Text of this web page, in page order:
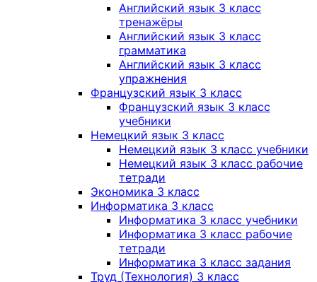
Английский язык 3 класс
тренажёры
Английский язык 3 класс
грамматика
Английский язык 3 класс
упражнения
Французский язык 3 класс
Французский язык 3 класс
учебники
Немецкий язык 3 класс
Немецкий язык 3 класс учебники
Немецкий язык 3 класс рабочие
тетради
Экономика 3 класс
Информатика 3 класс
Информатика 3 класс учебники
Информатика 3 класс рабочие
тетради
Информатика 3 класс задания
Труд (Технология) 3 класс